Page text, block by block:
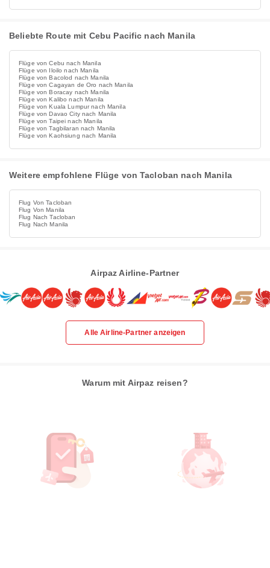
Beliebte Route mit Cebu Pacific nach Manila
Flüge von Cebu nach Manila
Flüge von Iloilo nach Manila
Flüge von Bacolod nach Manila
Flüge von Cagayan de Oro nach Manila
Flüge von Boracay nach Manila
Flüge von Kalibo nach Manila
Flüge von Kuala Lumpur nach Manila
Flüge von Davao City nach Manila
Flüge von Taipei nach Manila
Flüge von Tagbilaran nach Manila
Flüge von Kaohsiung nach Manila
Weitere empfohlene Flüge von Tacloban nach Manila
Flug Von Tacloban
Flug Von Manila
Flug Nach Tacloban
Flug Nach Manila
Airpaz Airline-Partner
Alle Airline-Partner anzeigen
Warum mit Airpaz reisen?